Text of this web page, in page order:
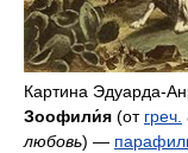
Картина Эдуарда-
Зоофили́я (от греч.
любовь) —